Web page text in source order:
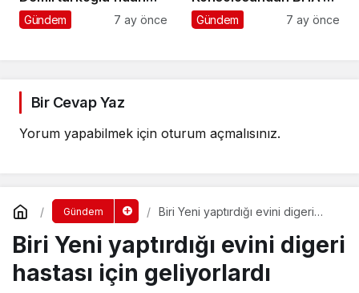
Örnek Davranış
Gündem 7 ay önce
Ziyaret
Gündem 7 ay önce
Bir Cevap Yaz
Yorum yapabilmek için oturum açmalısınız.
Gündem
Biri Yeni yaptırdığı evini digeri
Biri Yeni yaptırdığı evini digeri
hastası için geliyorlardı